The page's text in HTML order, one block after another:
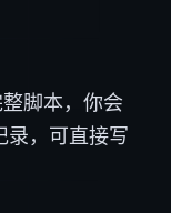
脚本，你会
录，可直接写